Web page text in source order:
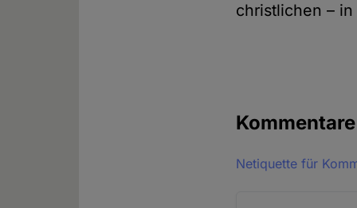
christlichen –
Kommentare
Netiquette für